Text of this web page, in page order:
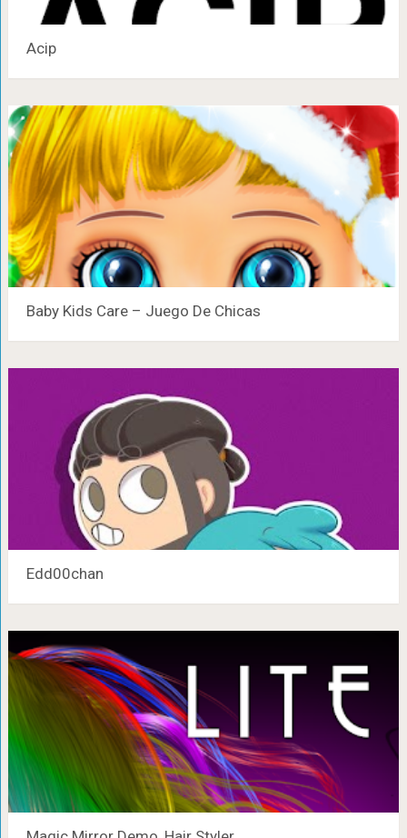
Acip
Baby Kids Care – Juego De Chicas
Edd00chan